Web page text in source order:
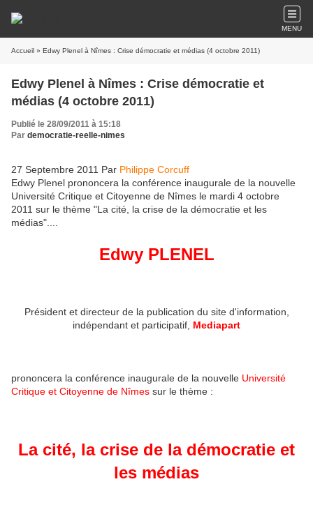
MENU
Accueil » Edwy Plenel à Nîmes : Crise démocratie et médias (4 octobre 2011)
Edwy Plenel à Nîmes : Crise démocratie et
médias (4 octobre 2011)
Publié le 28/09/2011 à 15:18
Par democratie-reelle-nimes
27 Septembre 2011 Par Philippe Corcuff
Edwy Plenel prononcera la conférence inaugurale de la nouvelle
Université Critique et Citoyenne de Nîmes le mardi 4 octobre
2011 sur le thème "La cité, la crise de la démocratie et les
médias"....
Edwy PLENEL
Président et directeur de la publication du site d'information,
indépendant et participatif, Mediapart
prononcera la conférence inaugurale de la nouvelle Université
Critique et Citoyenne de Nîmes sur le thème :
La cité, la crise de la démocratie et
les médias